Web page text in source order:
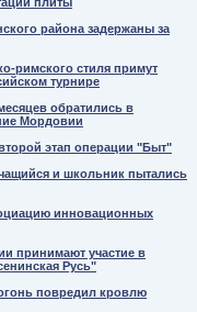
района задержаны за
римского стиля примут
турнире
обратились в
Мордовии
этап операции "Быт"
и школьник пытались
инновационных
принимают участие в
Русь"
повредил кровлю